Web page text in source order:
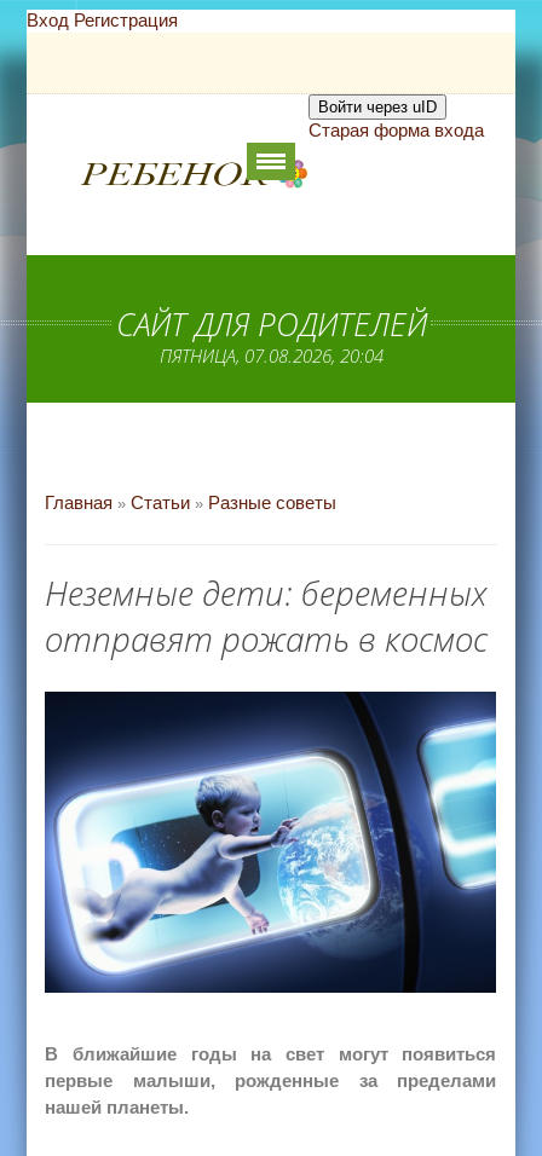
Вход Регистрация
Войти через uID
Старая форма входа
САЙТ ДЛЯ РОДИТЕЛЕЙ
ПЯТНИЦА, 07.08.2026, 20:04
Главная »Статьи » Разные советы
Неземные дети: беременных
отправят рожать в космос
В ближайшие годы на свет могут появиться
первые малыши, рожденные за пределами
нашей планеты.